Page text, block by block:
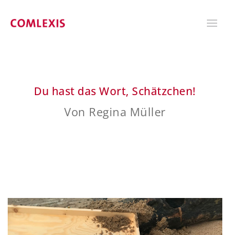
Du hast das Wort, Schätzchen!
Von Regina Müller